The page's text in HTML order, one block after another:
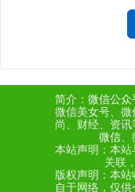
简介： 微信公众
微信美女号、
尚、财经、资讯
微信
本站声明：本站
关联
版权声明：本
自于网络，仅